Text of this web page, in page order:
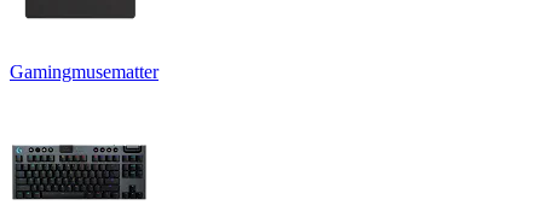
Gamingmusematter